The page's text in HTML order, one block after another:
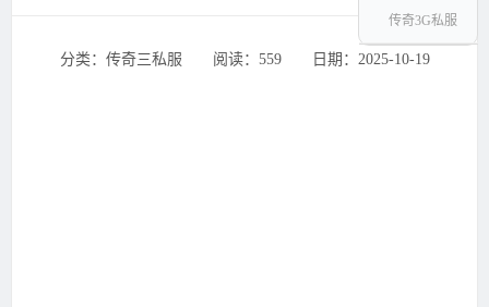
分类：传奇三私服 ‌‍阅读：559 ‌‍日期：2025-10-19
传奇3G私服